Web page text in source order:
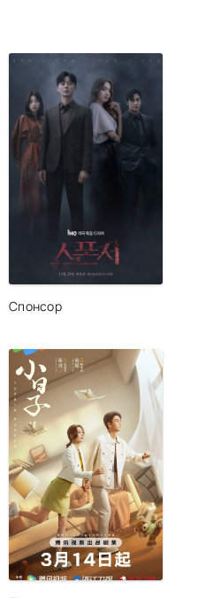
Спонсор